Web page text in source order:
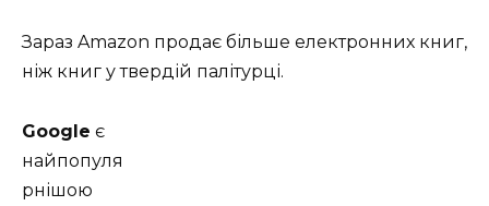
Зараз Amazon продає більше електронних книг,
ніж книг у твердій палітурці.
Google є
найпопуля
рнішою